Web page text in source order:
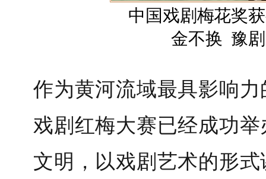
中国戏剧梅花奖
金不换 豫
作为黄河流域最具影响
戏剧红梅大赛已经成功
文明，以戏剧艺术的形